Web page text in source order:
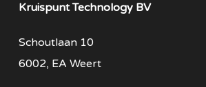
Kruispunt Technology BV
Schoutlaan 10
6002, EA Weert